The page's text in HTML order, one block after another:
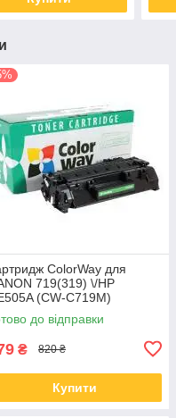
ColorWay для
719(319) \/HP
(CW-C719M)
до відправки
₴ 820 ₴
Купити